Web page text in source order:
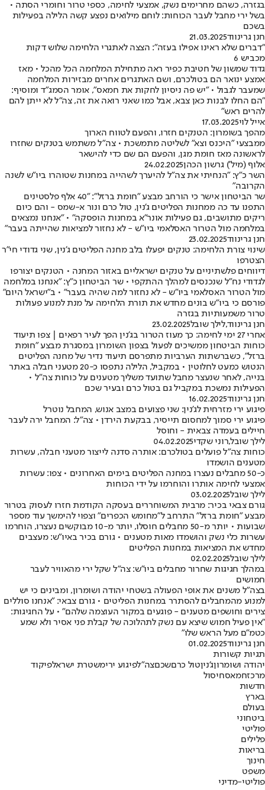
בגזרה, כשהם מחרימים נשק, אמצעי לחימה, כספי טרור וחומרי הסתה •
בשל ירי מחבל לעבר הכוחות: לוחם מילואים נפצע קשה הלילה בפעילות
בשכם
חנן גרינווד21.03.2025
"דברים שלא ראינו אפילו בעזה": הצצה לאתגרי הלחימה שלוש דקות
מכביש 6
גדוד שמשון של חטיבת כפיר ראה מתחילת המלחמה הכל מהכל • מאז
אמצע ינואר הם בטולכרם, ושם האתגרים אחרים מבזירות המלחמה
שמעבר לגבול • "יש פה ניסיון לחקות את חמאס", אומר הסמג"ד ומוסיף:
"הם החלו לבנות כאן צבא, אבל כמו שאני רואה את זה, צה"ל לא ייתן להם
להרים ראש"
אייל לוי17.03.2025
מהפך בשומרון: הטנקים חזרו, והפעם לטווח הארוך
ממבצעי "היכנס וצא" לשליטה מתמשכת • צה"ל משתמש בטנקים שחזרו
לראשונה מאז חומת מגן, והפעם הם שם כדי להישאר
אלוף (מיל') גרשון הכהן24.02.2025
השר כ"ץ: "הנחיתי את צה"ל להיערך לשהייה במחנות שטוהרו ביו"ש לשנה
הקרובה"
שר הביטחון אישר כי הורחב מבצע "חומת ברזל": "40 אלף פלסטינים
התפנו עד כה ממחנות הפליטים ג'נין, טול כרם ונור א-שמס - והם כיום
ריקים מתושבים, גם פעילות אונר"א במחנות הופסקה" • "אנחנו נמצאים
במלחמה מול הטרור האסלאמי ביו"ש - לא נחזור למציאות שהייתה בעבר"
חנן גרינווד23.02.2025
שינוי צורת הלחימה: טנקים יפעלו בלב מחנה הפליטים ג'נין, שני גדודי חי"ר
הצטרפו
דיווחים פלשתיניים על טנקים ישראליים באזור המחנה • הטנקים יצורפו
לגדודי נח"ל שנכנסים למהלך ההתקפי • שר הביטחון כ"ץ: "אנחנו במלחמה
מול הטרור האסלאמי ביו"ש - לא נחזור למה שהיה בעבר" • ב"ישראל היום"
פורסם כי ביו"ש בונים מחדש את תורת הלחימה על מנת למנוע פעולות
טרור משמעותיות בגזרה
חנן גרינווד,לילך שובל23.02.2025
אחרי 27 ימי לחימה: כך מעוז הטרור בג'נין הפך לעיר רפאים | צפו תיעוד
כוחות הביטחון ממשיכים לפעול בצפון השומרון במסגרת מבצע "חומת
ברזל", כשברשתות הערביות מתפרסם תיעוד נדיר של מחנה הפליטים
הנטוש כמעט לחלוטין • במקביל, הלילה נתפסו כ-20 מטעני חבלה באתר
בנייה, לאחר שנעצר מחבל שתועד משליך מטענים על כוחות צה"ל •
הפעילות נמשכת במקביל גם בטול כרם ובעיר שכם
חנן גרינווד16.02.2025
פיגוע ירי מזרחית לג'נין: שני פצועים במצב אנוש, המחבל נוטרל
פיגוע ירי סמוך למחסום תייסיר, בבקעת הירדן • צה"ל: המחבל ירה לעבר
חיילים בעמדה צבאית - וחוסל
לילך שובל,רוני שקדי04.02.2025
כוחות צה"ל פועלים בטולכרם: אותרה סדנה לייצור מטעני חבלה, עשרות
מטענים הושמדו
כ-50 מחבלים נעצרו במחנה הפליטים בימים האחרונים • צפו: עשרות
אמצעי לחימה אותרו והוחרמו על ידי הכוחות
לילך שובל03.02.2025
גורם צבאי בכיר: מרבית המשוחררים בעסקה הקודמת חזרו לעסוק בטרור
מבצע "חומת ברזל" התרחב ל"מחומש הכפרים" וצפוי להימשך עוד מספר
שבועות • יותר מ-50 מחבלים חוסלו, יותר מ-10 מבוקשים נעצרו, הוחרמו
עשרות כלי נשק והושמדו מאות מטענים • גורם בכיר באיו"ש: מעצבים
מחדש את המציאות במחנות הפליטים
לילך שובל02.02.2025
במהלך חגיגות שחרור מחבלים ביו"ש: צה"ל שקל ירי מהאוויר לעבר
חמושים
בצה"ל משנים את אופי הפעולה בשטחי יהודה ושומרון, ומבינים כי יש
למנוע מהמחבלים להסתרר במחנות הפליטים • גורם צבאי: "אנחנו סוללים
צירים וחושפים מטענים - פוגעים במקור העוצמה שלהם" • על החגיגות:
"אין פעיל חמוש שיצא עם נשק לתהלוכה של קבלת פני אסיר ולא שמע
כטמ"ם מעל הראש שלו"
חנן גרינווד01.02.2025
תגיות קשורות
יהודה ושומרוןג'ניןטול כרםשכםצה"לפיגוע ירימשטרת ישראלפיקוד
מרכזחמאסחיסול
חדשות
בארץ
בעולם
ביטחוני
פוליטי
פלילים
בריאות
חינוך
משפט
פוליטי-מדיני